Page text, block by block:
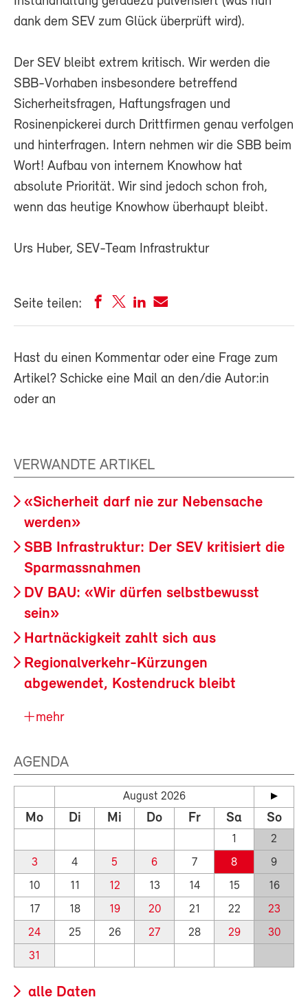
dank dem SEV zum Glück überprüft wird).
Der SEV bleibt extrem kritisch. Wir werden die
SBB-Vorhaben insbesondere betreffend
Sicherheitsfragen, Haftungsfragen und
Rosinenpickerei durch Drittfirmen genau verfolgen
und hinterfragen. Intern nehmen wir die SBB beim
Wort! Aufbau von internem Knowhow hat
absolute Priorität. Wir sind jedoch schon froh,
wenn das heutige Knowhow überhaupt bleibt.
Urs Huber, SEV-Team Infrastruktur
Seite teilen:
Hast du einen Kommentar oder eine Frage zum
Artikel? Schicke eine Mail an den/die Autor:in
oder an
VERWANDTE ARTIKEL
«Sicherheit darf nie zur Nebensache
werden»
SBB Infrastruktur: Der SEV kritisiert die
Sparmassnahmen
DV BAU: «Wir dürfen selbstbewusst
sein»
Hartnäckigkeit zahlt sich aus
Regionalverkehr-Kürzungen
abgewendet, Kostendruck bleibt
mehr
AGENDA
August 2026
Mo Di Mi Do Fr Sa So
1
2
3
4 5 6 7 8
9
10
11 12 13 14 15
16
17
18 19 20 21 22
23
24
25 26 27 28 29
30
31
alle Daten